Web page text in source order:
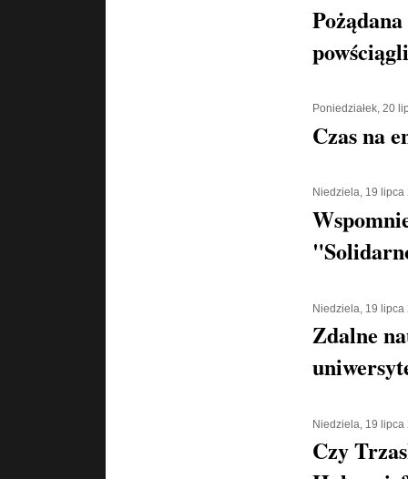
Poniedziałek, 20
Czas na
Niedziela, 19 lipca
Niedziela, 19 lipca
Zdalne
Niedziela, 19 lipca
Czy